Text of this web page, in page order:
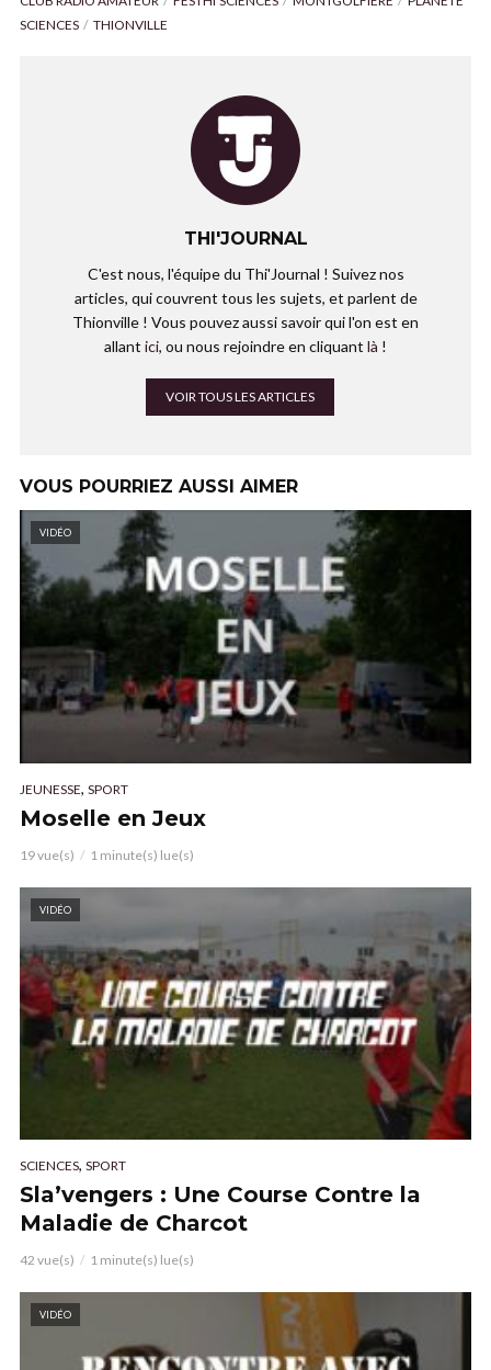
SCIENCES
THIONVILLE
THI'JOURNAL
C'est nous, l'équipe du Thi'Journal ! Suivez nos
articles, qui couvrent tous les sujets, et parlent de
Thionville ! Vous pouvez aussi savoir qui l'on est en
allant ici, ou nous rejoindre en cliquant là !
VOIR TOUS LES ARTICLES
VOUS POURRIEZ AUSSI AIMER
VIDÉO
JEUNESSE, SPORT
Moselle en Jeux
19 vue(s) 1 minute(s) lue(s)
VIDÉO
SCIENCES, SPORT
Sla’vengers : Une Course Contre la
Maladie de Charcot
42 vue(s) 1 minute(s) lue(s)
VIDÉO